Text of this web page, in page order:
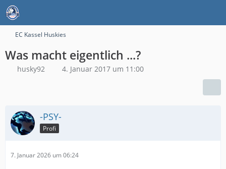
EC Kassel Huskies
Was macht eigentlich ...?
husky92 4. Januar 2017 um 11:00
-PSY-
Profi
7. Januar 2026 um 06:24